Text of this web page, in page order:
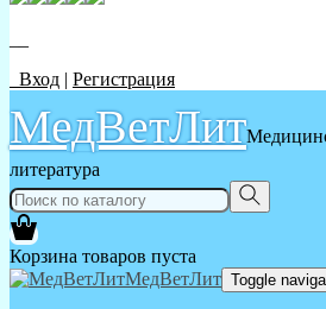
Вход | Регистрация
МедВетЛит
литература
Корзина товаров пуста
МедВетЛит Toggle